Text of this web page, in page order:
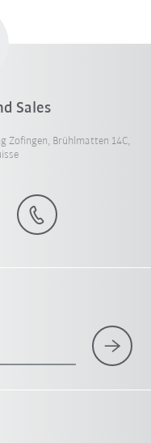
Sales
Zofingen, Brühlmatten 14C,